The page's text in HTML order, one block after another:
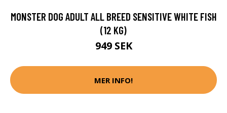
MONSTER DOG ADULT ALL BREED SENSITIVE WHITE FISH
(12 KG)
949 SEK
MER INFO!